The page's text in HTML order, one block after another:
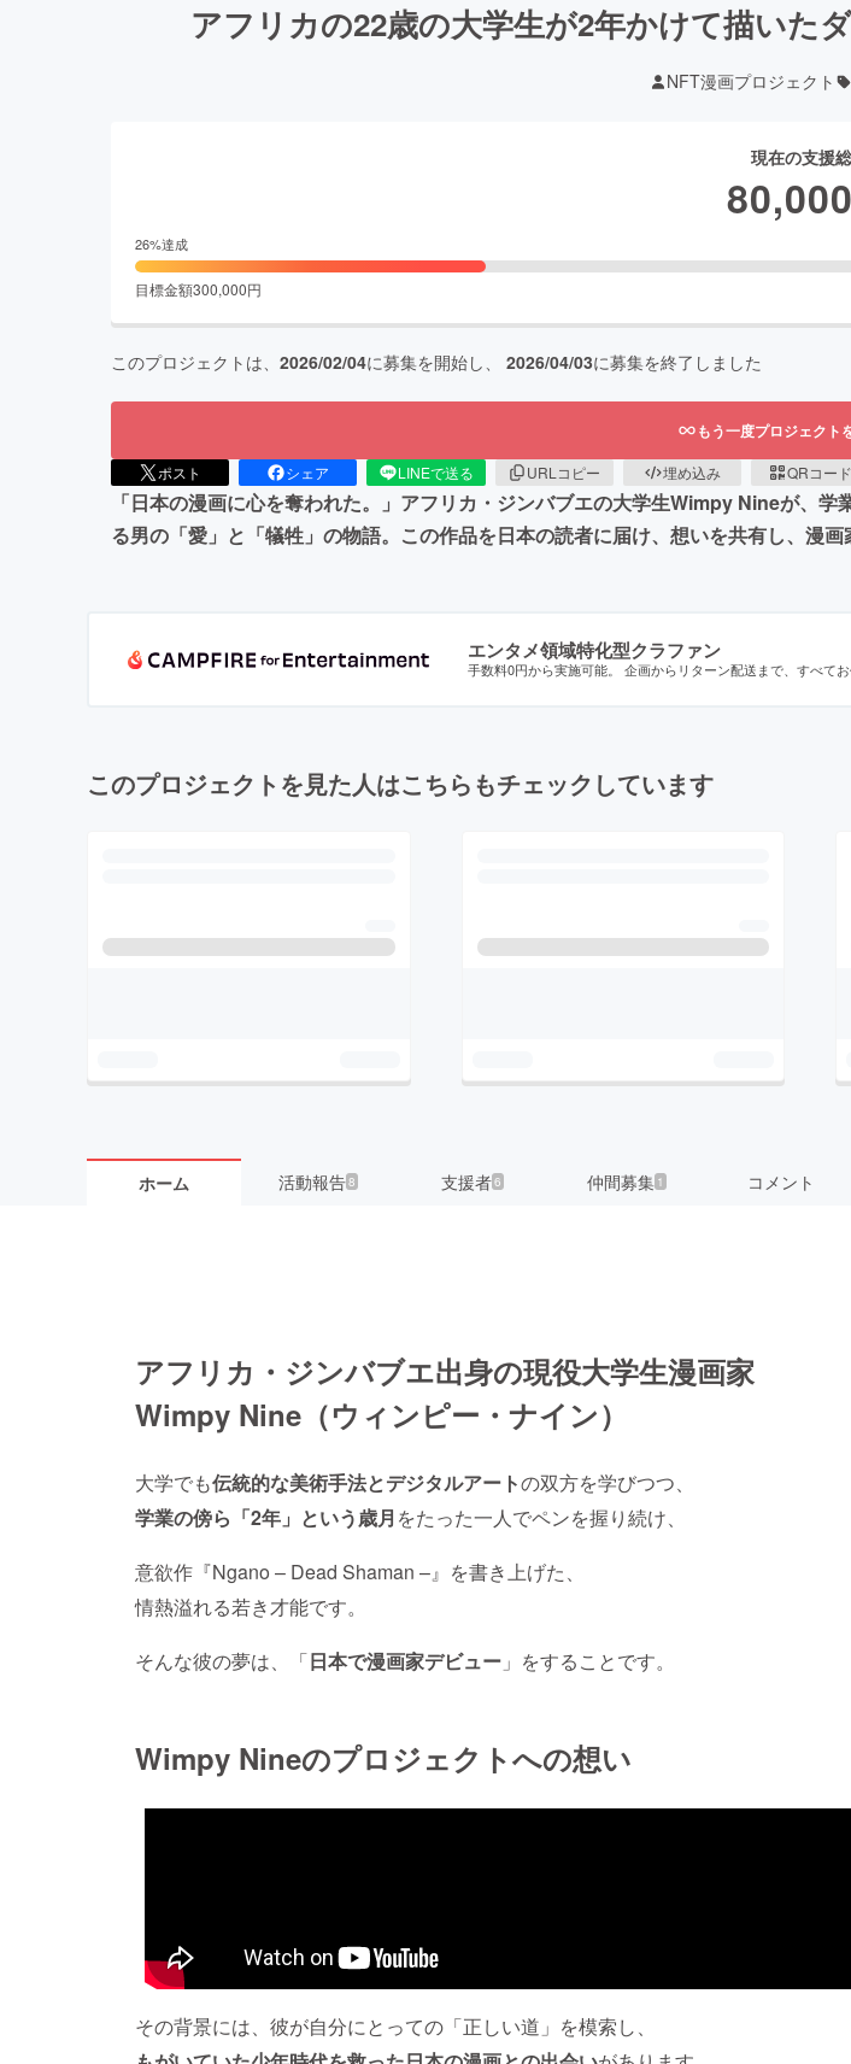
アフリカの22歳の大学生が2年かけて描いた
NFT漫画プロジェクト
現在の支援
80,000
26%達成
目標金額300,000円
このプロジェクトは、 2026/02/04に募集を開始し、 2026/04/03に募集を終了しました
もう一度プロジェクト
ポスト シェア LINEで送る URLコピー 埋め込み QRコード
「日本の漫画に心を奪われた。」アフリカ・ジンバブエの大学生Wimpy Nineが、
る男の「愛」と「犠牲」の物語。この作品を日本の読者に届け、想いを共有し、漫
エンタメ領域特化型クラファン
手数料0円から実施可能。 企画からリターン配送まで、すべて
このプロジェクトを見た人はこちらもチェックしています
ホーム 活動報告8 支援者6 仲間募集 1 コメント
アフリカ・ジンバブエ出身の現役大学生漫画家
Wimpy Nine（ウィンピー・ナイン）
大学でも伝統的な美術手法とデジタルアートの双方を学びつつ、
学業の傍ら「2年」という歳月 をたった一人でペンを握り続け、
意欲作『Ngano – Dead Shaman –』を書き上げた、
情熱溢れる若き才能です。
そんな彼の夢は、「日本で漫画家デビュー 」をすることです。
Wimpy Nineのプロジェクトへの想い
その背景には、彼が自分にとっての「正しい道」を模索し、